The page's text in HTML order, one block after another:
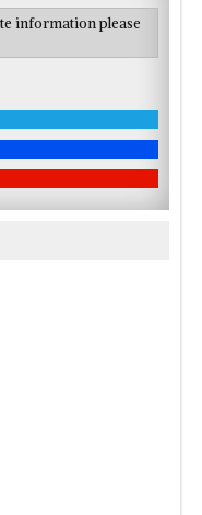
information please